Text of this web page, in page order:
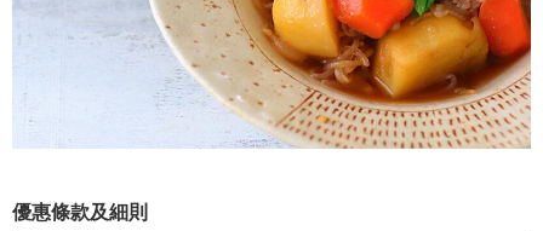
優惠條款及細則